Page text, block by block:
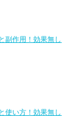
副作用！効果無し
使い方！効果無し